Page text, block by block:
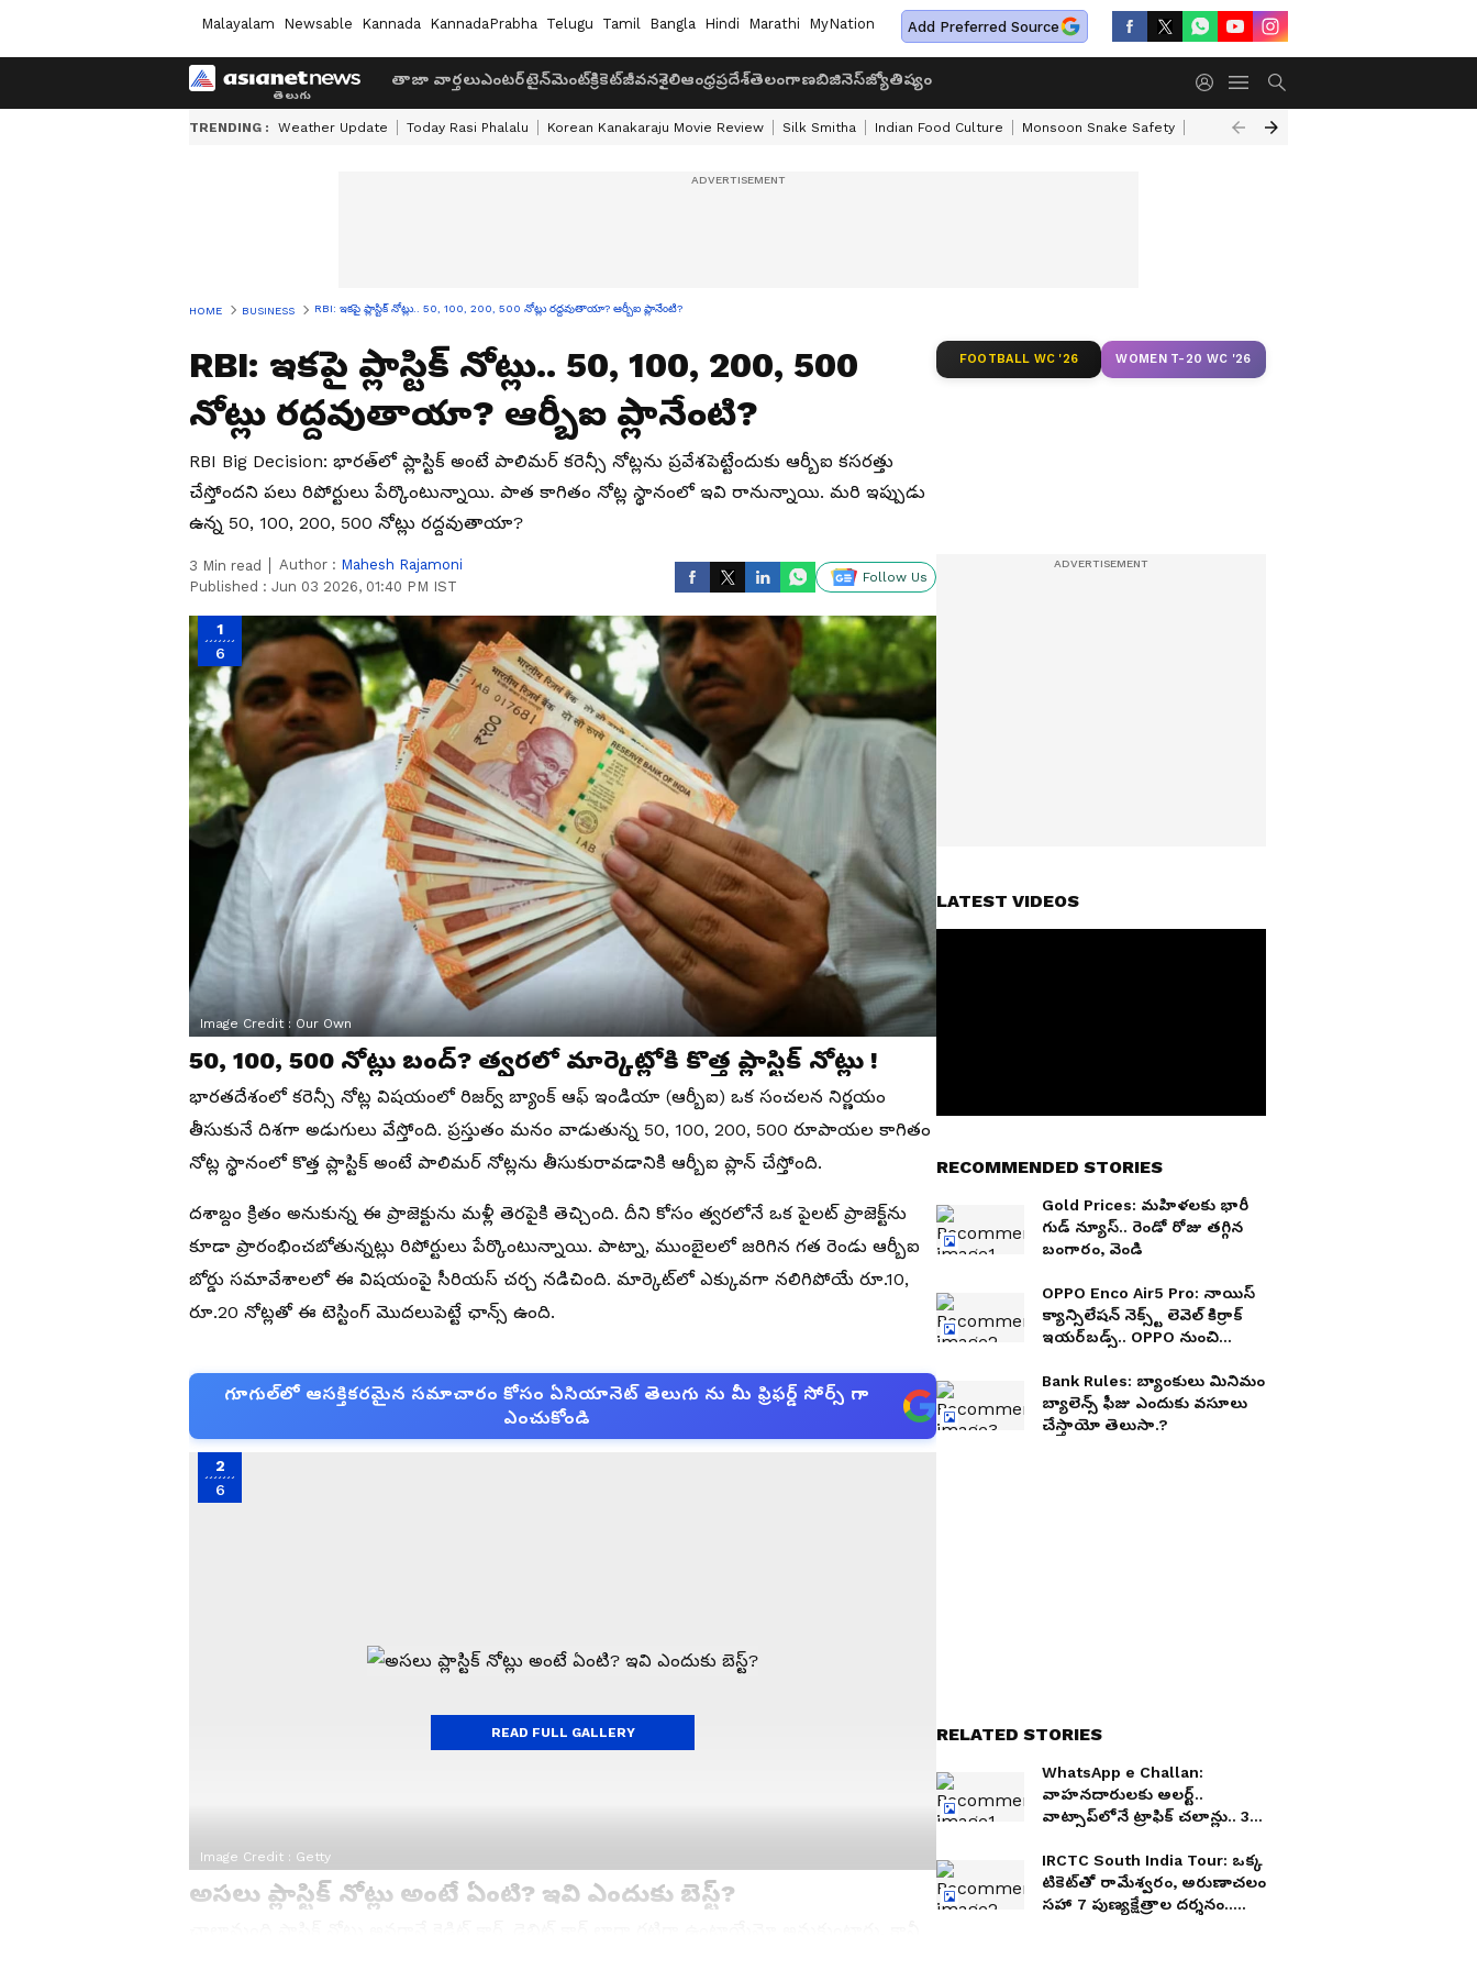
Malayalam Newsable Kannada KannadaPrabha Telugu Tamil Bangla Hindi Marathi MyNation Add Preferred Source
తాజా వార్తలుఎంటర్‌టైన్‌మెంట్క్రికెట్జీవనశైలిఆంధ్రప్రదేశ్తెలంగాణబిజినెస్జ్యోతిష్యం
TRENDING : Weather Update Today Rasi Phalalu Korean Kanakaraju Movie Review Silk Smitha Indian Food Culture Monsoon Snake Safety Akkineni Nageswara Rao
HOME BUSINESS RBI: ఇకపై ప్లాస్టిక్ నోట్లు.. 50, 100, 200, 500 నోట్లు రద్దవుతాయా? ఆర్బీఐ ప్లానేంటి?
RBI: ఇకపై ప్లాస్టిక్ నోట్లు.. 50, 100, 200, 500
నోట్లు రద్దవుతాయా? ఆర్బీఐ ప్లానేంటి?
RBI Big Decision: భారత్‌లో ప్లాస్టిక్ అంటే పాలిమర్ కరెన్సీ నోట్లను ప్రవేశపెట్టేందుకు ఆర్బీఐ కసరత్తు
చేస్తోందని పలు రిపోర్టులు పేర్కొంటున్నాయి. పాత కాగితం నోట్ల స్థానంలో ఇవి రానున్నాయి. మరి ఇప్పుడు
ఉన్న 50, 100, 200, 500 నోట్లు రద్దవుతాయా?
3 Min read Author : Mahesh Rajamoni
Published : Jun 03 2026, 01:40 PM IST
Follow Us
1
6
Image Credit : Our Own
50, 100, 500 నోట్లు బంద్? త్వరలో మార్కెట్లోకి కొత్త ప్లాస్టిక్ నోట్లు !
భారతదేశంలో కరెన్సీ నోట్ల విషయంలో రిజర్వ్ బ్యాంక్ ఆఫ్ ఇండియా (ఆర్బీఐ) ఒక సంచలన నిర్ణయం
తీసుకునే దిశగా అడుగులు వేస్తోంది. ప్రస్తుతం మనం వాడుతున్న 50, 100, 200, 500 రూపాయల కాగితం
నోట్ల స్థానంలో కొత్త ప్లాస్టిక్ అంటే పాలిమర్ నోట్లను తీసుకురావడానికి ఆర్బీఐ ప్లాన్ చేస్తోంది.
దశాబ్దం క్రితం అనుకున్న ఈ ప్రాజెక్టును మళ్లీ తెరపైకి తెచ్చింది. దీని కోసం త్వరలోనే ఒక పైలట్ ప్రాజెక్ట్‌ను
కూడా ప్రారంభించబోతున్నట్లు రిపోర్టులు పేర్కొంటున్నాయి. పాట్నా, ముంబైలలో జరిగిన గత రెండు ఆర్బీఐ
బోర్డు సమావేశాలలో ఈ విషయంపై సీరియస్ చర్చ నడిచింది. మార్కెట్‌లో ఎక్కువగా నలిగిపోయే రూ.10,
రూ.20 నోట్లతో ఈ టెస్టింగ్ మొదలుపెట్టే ఛాన్స్ ఉంది.
గూగుల్‌లో ఆసక్తికరమైన సమాచారం కోసం ఏసియానెట్ తెలుగు ను మీ ఫ్రిఫర్డ్ సోర్స్ గా
ఎంచుకోండి
2
6
Image Credit : Getty
అసలు ప్లాస్టిక్ నోట్లు అంటే ఏంటి? ఇవి ఎందుకు బెస్ట్?
READ FULL GALLERY
FOOTBALL WC '26 WOMEN T-20 WC '26
LATEST VIDEOS
RECOMMENDED STORIES
Gold Prices: మహిళలకు భారీ
గుడ్ న్యూస్.. రెండో రోజు తగ్గిన
బంగారం, వెండి
OPPO Enco Air5 Pro: నాయిస్
క్యాన్సిలేషన్ నెక్స్ట్ లెవెల్ కిర్రాక్
ఇయర్‌బడ్స్.. OPPO నుంచి
వచ్చేసింది
Bank Rules: బ్యాంకులు మినిమం
బ్యాలెన్స్ ఫీజు ఎందుకు వసూలు
చేస్తాయో తెలుసా.?
RELATED STORIES
WhatsApp e Challan:
వాహనదారులకు అలర్ట్..
వాట్సాప్‌లోనే ట్రాఫిక్ చలాన్లు.. 30
కట్ !
IRCTC South India Tour: ఒక్క
టికెట్‌తో రామేశ్వరం, అరుణాచలం
సహా 7 పుణ్యక్షేత్రాల దర్శనం..